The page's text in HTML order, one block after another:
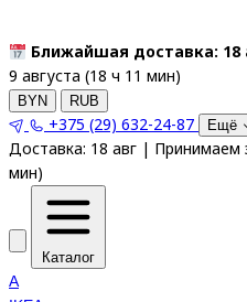
Ближайшая доставка: 18
9 августа (18 ч 11 мин)
BYN RUB
+375 (29) 632-24-87 Ещё
Доставка: 18 авг | Принимаем
мин)
Каталог
A